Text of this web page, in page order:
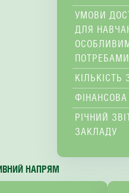
УМОВИ
ДЛЯ
ПОТРЕБАМИ
КІЛЬКІСТЬ
ФІНАНСОВА
РІЧНИЙ
ЗАКЛАДУ
НАПРЯМ